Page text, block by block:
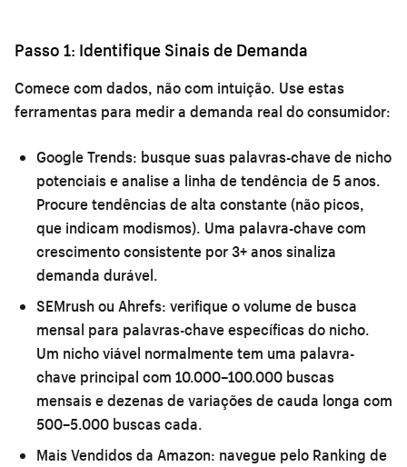
Passo 1: Identifique Sinais de Demanda
Comece com dados, não com intuição. Use estas
ferramentas para medir a demanda real do consumidor:
Google Trends: busque suas palavras-chave de nicho
potenciais e analise a linha de tendência de 5 anos.
Procure tendências de alta constante (não picos,
que indicam modismos). Uma palavra-chave com
crescimento consistente por 3+ anos sinaliza
demanda durável.
SEMrush ou Ahrefs: verifique o volume de busca
mensal para palavras-chave específicas do nicho.
Um nicho viável normalmente tem uma palavra-
chave principal com 10.000–100.000 buscas
mensais e dezenas de variações de cauda longa com
500–5.000 buscas cada.
Mais Vendidos da Amazon: navegue pelo Ranking de